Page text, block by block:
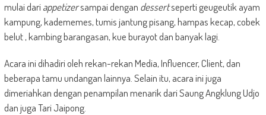
mulai dariappetizersampai dengan dessertseperti geugeutik ayam
kampung, kadememes, tumis jantung pisang, hampas kecap, cobek
belut , kambing barangasan, kue burayot dan banyak lagi.
Acara ini dihadiri oleh rekan-rekan Media, Influencer, Client, dan
beberapa tamu undangan lainnya. Selain itu, acara ini juga
dimeriahkan dengan penampilan menarik dari Saung Angklung Udjo
dan juga Tari Jaipong.